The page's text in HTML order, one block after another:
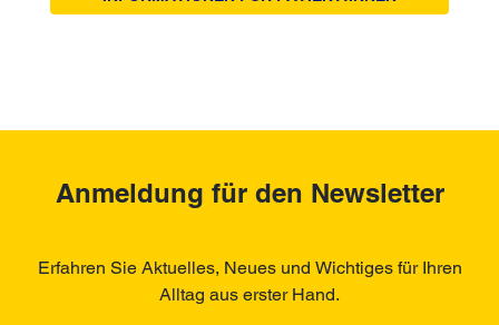
Anmeldung für den Newsletter
Erfahren Sie Aktuelles, Neues und Wichtiges für Ihren
Alltag aus erster Hand.